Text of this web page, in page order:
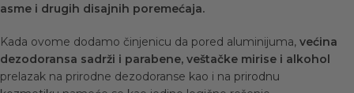
asme i drugih disajnih poremećaja.
Kada ovome dodamo činjenicu da pored aluminijuma, većina
dezodoransa sadrži i parabene, veštačke mirise i alkohol
prelazak na prirodne dezodoranse kao i na prirodnu